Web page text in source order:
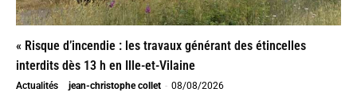
« Risque d’incendie : les travaux générant des étincelles
interdits dès 13 h en Ille-et-Vilaine
Actualités jean-christophe collet - 08/08/2026